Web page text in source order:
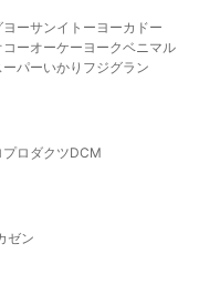
ヨーサンイトーヨーカドー
コーオーケー ヨークベニマル
パーいかり フジグラン
ロダクツDCM
ゼン